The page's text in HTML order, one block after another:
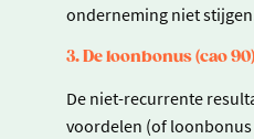
onderneming niet
3. De loonbonus (cao
De niet-recurrente
voordelen (of loonbonus